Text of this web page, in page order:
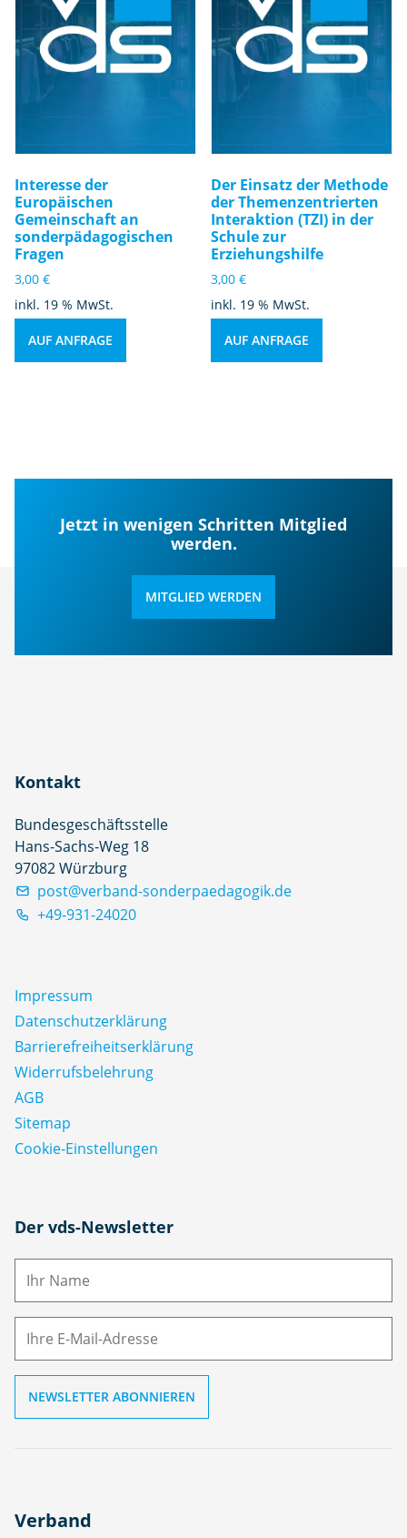
Interesse der
Europäischen
Gemeinschaft an
sonderpädagogischen
Fragen
3,00 €
inkl. 19 % MwSt.
AUF ANFRAGE
Der Einsatz der Methode
der Themenzentrierten
Interaktion (TZI) in der
Schule zur
Erziehungshilfe
3,00€
inkl. 19 % MwSt.
AUF ANFRAGE
Jetzt in wenigen Schritten Mitglied
werden.
MITGLIED WERDEN
Kontakt
Bundesgeschäftsstelle
Hans-Sachs-Weg 18
97082 Würzburg
post@verband-sonderpaedagogik.de
+49-931-24020
Impressum
Datenschutz­erklärung
Barrierefreiheitserklärung
Widerrufsbelehrung
AGB
Sitemap
Cookie-Einstellungen
Der vds-Newsletter
N
M
Verband